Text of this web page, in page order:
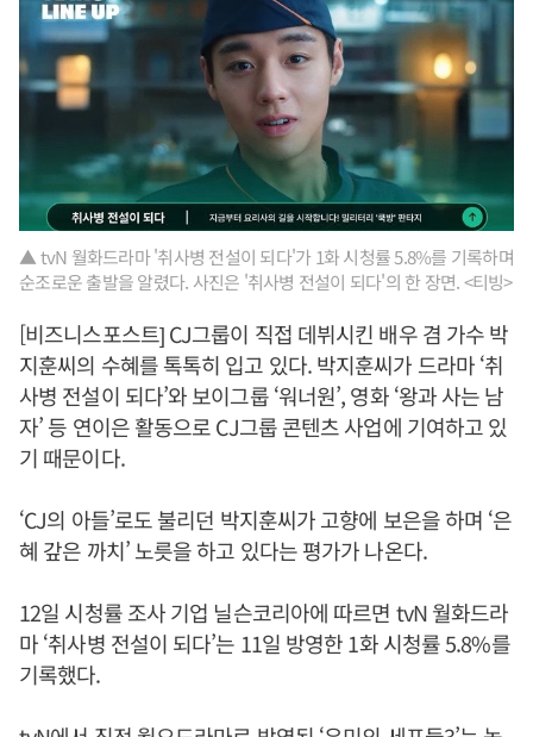
▲ tvN 월화드라마 '취사병 전설이 되다'가 1화 시청률 5.8%를 기록하며
순조로운 출발을 알렸다. 사진은 '취사병 전설이 되다'의 한 장면. <티빙>
[비즈니스포스트] CJ그룹이 직접 데뷔시킨 배우 겸 가수 박
지훈씨의 수혜를 톡톡히 입고 있다. 박지훈씨가 드라마 ‘취
사병 전설이 되다’와 보이그룹 ‘워너원’, 영화 ‘왕과 사는 남
자’ 등 연이은 활동으로 CJ그룹 콘텐츠 사업에 기여하고 있
기 때문이다.
‘CJ의 아들’로도 불리던 박지훈씨가 고향에 보은을 하며 ‘은
혜 갚은 까치’ 노릇을 하고 있다는 평가가 나온다.
12일 시청률 조사 기업 닐슨코리아에 따르면 tvN 월화드라
마 ‘취사병 전설이 되다’는 11일 방영한 1화 시청률 5.8%를
기록했다.